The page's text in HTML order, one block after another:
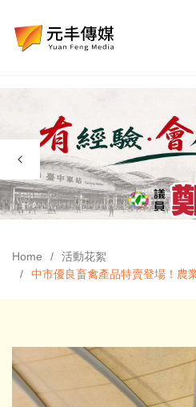
Home
活動花絮
中市優良畜禽產品特賣登場！農